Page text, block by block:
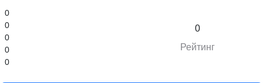
0
0
0
0
0
0
Рейтинг